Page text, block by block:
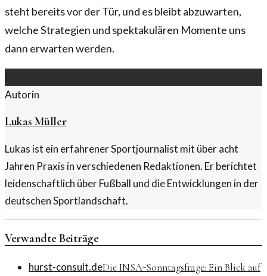
steht bereits vor der Tür, und es bleibt abzuwarten,
welche Strategien und spektakulären Momente uns
dann erwarten werden.
Autorin
Lukas Müller
Lukas ist ein erfahrener Sportjournalist mit über acht
Jahren Praxis in verschiedenen Redaktionen. Er berichtet
leidenschaftlich über Fußball und die Entwicklungen in der
deutschen Sportlandschaft.
Verwandte Beiträge
hurst-consult.deDie INSA-Sonntagsfrage: Ein Blick auf